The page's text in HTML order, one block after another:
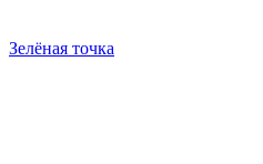
Зелёная точка